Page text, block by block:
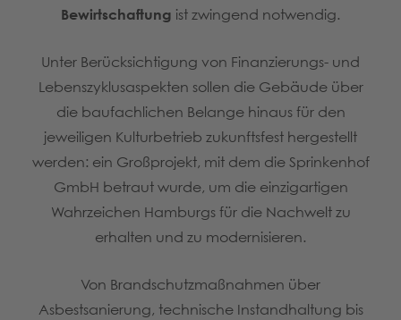
Bewirtschaftung ist zwingend notwendig.
Unter Berücksichtigung von Finanzierungs- und
Lebenszyklusaspekten sollen die Gebäude über
die baufachlichen Belange hinaus für den
jeweiligen Kulturbetrieb zukunftsfest hergestellt
werden: ein Großprojekt, mit dem die Sprinkenhof
GmbH betraut wurde, um die einzigartigen
Wahrzeichen Hamburgs für die Nachwelt zu
erhalten und zu modernisieren.
Von Brandschutzmaßnahmen über
Asbestsanierung, technische Instandhaltung bis